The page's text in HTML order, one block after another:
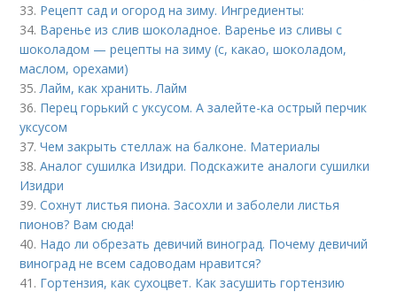
33. Рецепт сад и огород на зиму. Ингредиенты:
34. Варенье из слив шоколадное. Варенье из сливы с
шоколадом — рецепты на зиму (с, какао, шоколадом,
маслом, орехами)
35. Лайм, как хранить. Лайм
36. Перец горький с уксусом. А залейте-ка острый перчик
уксусом
37.Чем закрыть стеллаж на балконе. Материалы
38.Аналог сушилка Изидри. Подскажите аналоги сушилки
Изидри
39.Сохнут листья пиона. Засохли и заболели листья
пионов? Вам сюда!
40. Надо ли обрезать девичий виноград. Почему девичий
виноград не всем садоводам нравится?
41. Гортензия, как сухоцвет. Как засушить гортензию